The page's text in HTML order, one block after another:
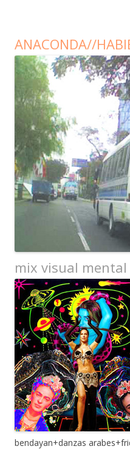
ANACONDA//
mix visual mental
bendayan+danzas